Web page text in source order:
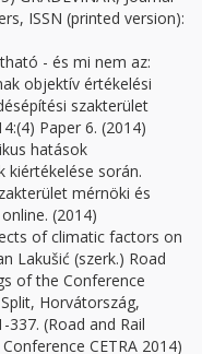
ISSN (printed version):
- és mi nem az:
objektív értékelési
szakterület
Paper 6. (2014)
hatások
kiértékelése során.
mérnöki és
(2014)
of climatic factors on
Lakušić (szerk.) Road
of the Conference
Horvátország,
337. (Road and Rail
CETRA 2014)